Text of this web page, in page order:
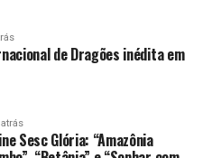
ES segue em
de Dragões inédita em
Sesc Glória: “Amazônia